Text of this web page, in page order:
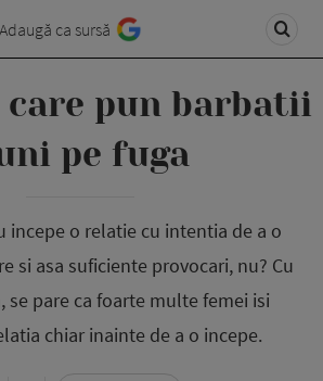
Adaugă ca sursă
pun barbatii
pe fuga
incepe o relatie cu intentia de a o
si asa suficiente provocari, nu? Cu
se pare ca foarte multe femei isi
chiar inainte de a o incepe.